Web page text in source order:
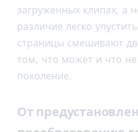
загруженных клипах, а
различие легко
страницы смешивают
том, что может и что
поколение.
От